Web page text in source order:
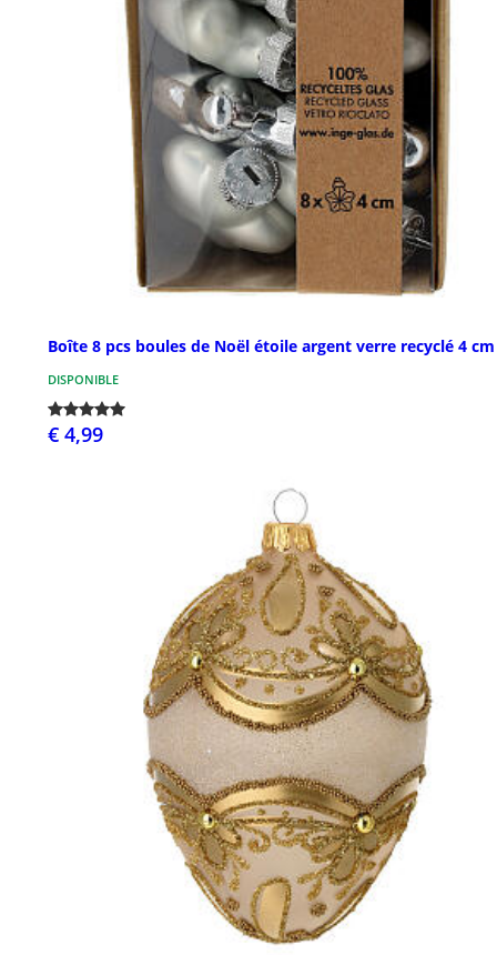
Boîte 8 pcs boules de Noël étoile argent verre recyclé 4 cm
DISPONIBLE
€ 4,99